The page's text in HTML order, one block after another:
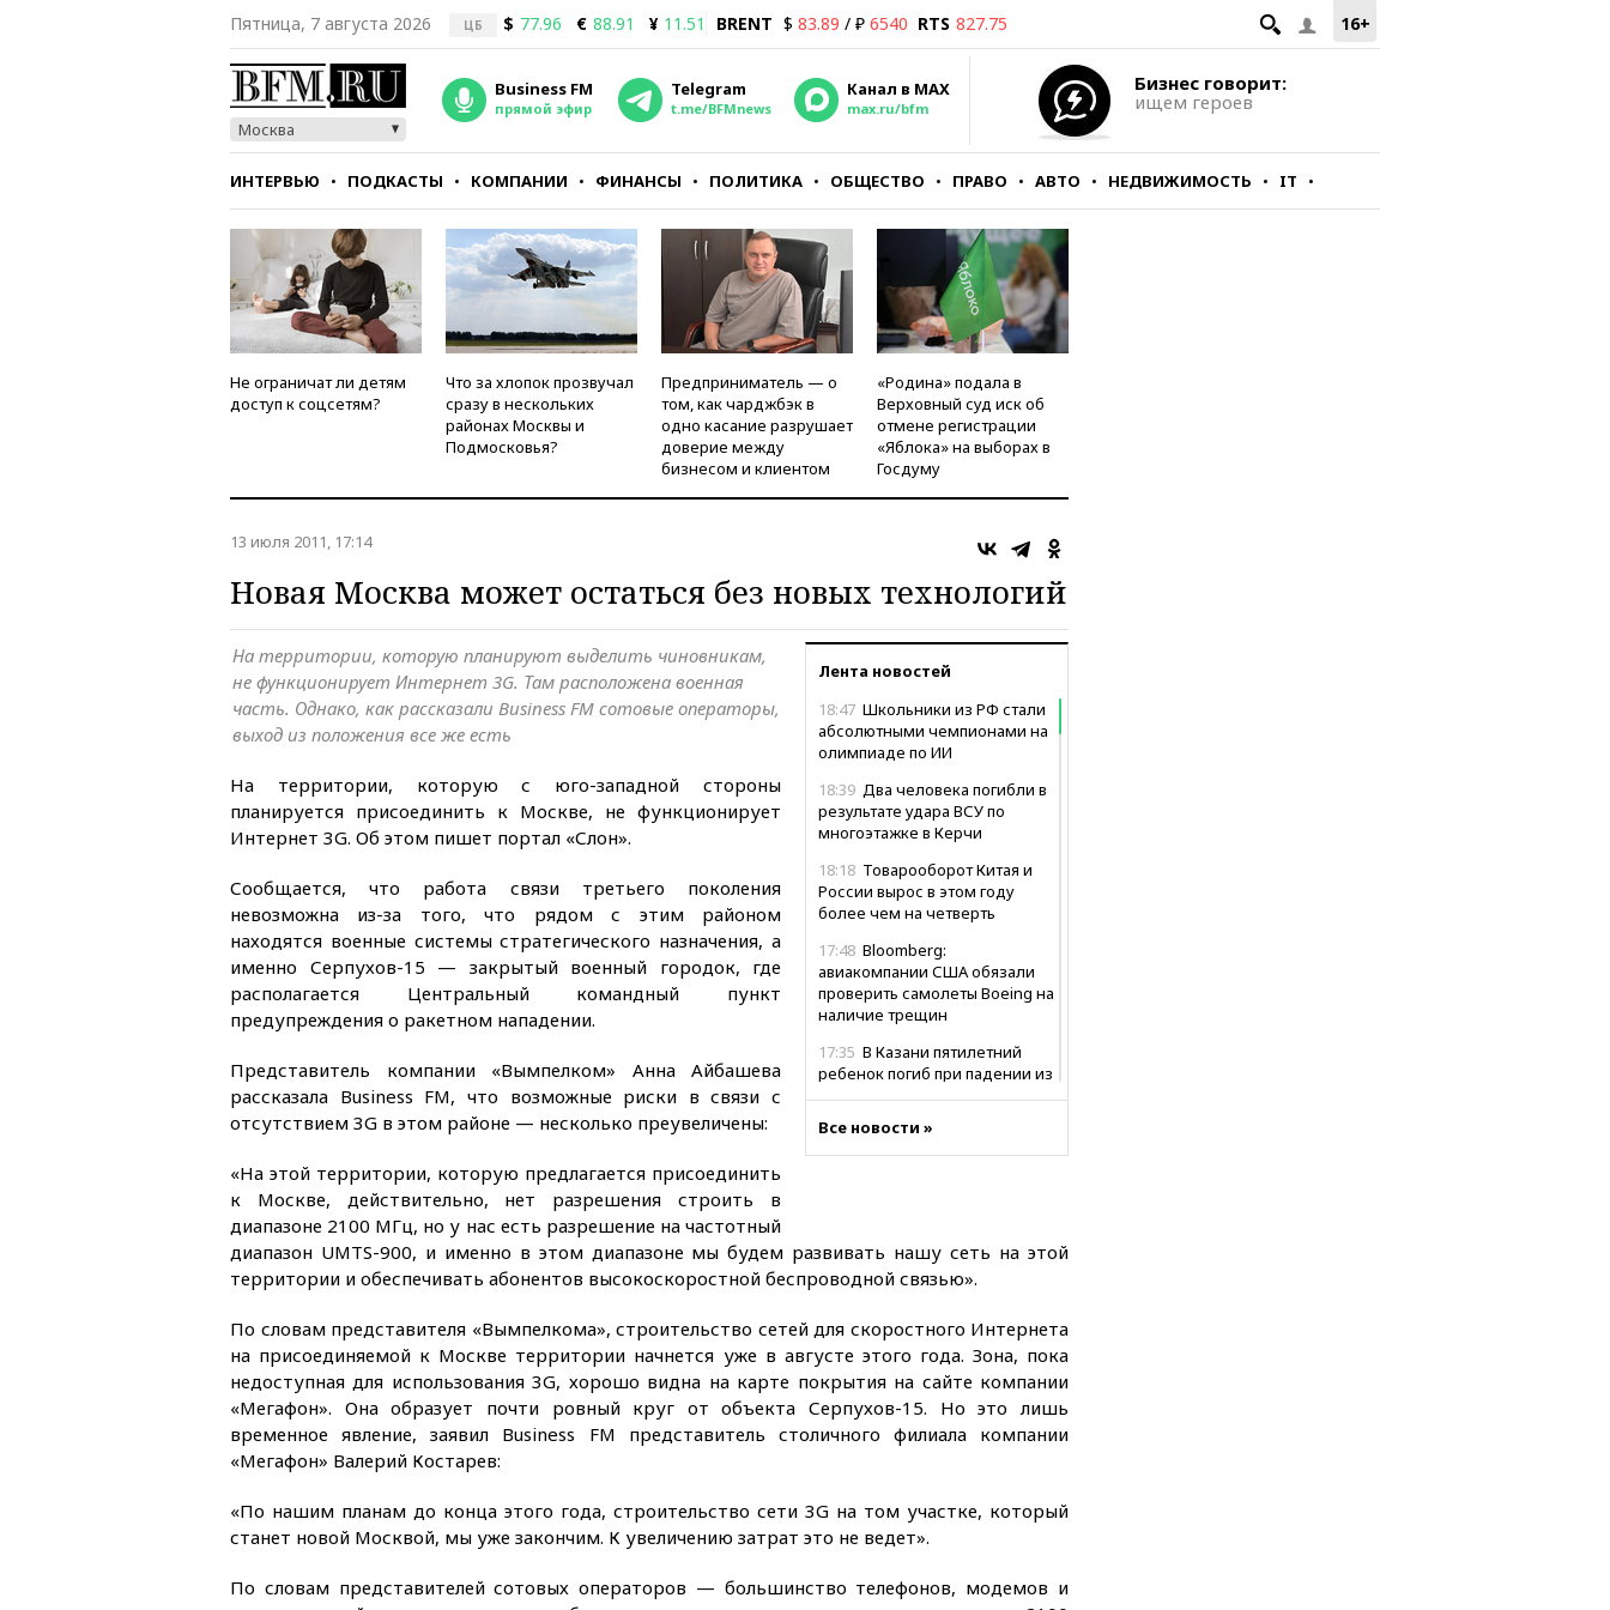
16+
Пятница, 7 августа 2026 ЦБ $ 77.96 € 88.91 ¥ 11.51 BRENT $ 83.89 / ₽ 6540 RTS 827.75
Москва
Business FM
прямой эфир
Telegram
t.me/BFMnews
Канал в MAX
max.ru/bfm
Бизнес говорит:
ищем героев
ИНТЕРВЬЮ ПОДКАСТЫ КОМПАНИИ ФИНАНСЫ ПОЛИТИКА ОБЩЕСТВО ПРАВО АВТО НЕДВИЖИМОСТЬ IT
СТИЛЬ ТЕСТЫ
Не ограничат ли детям
доступ к соцсетям?
Что за хлопок прозвучал
сразу в нескольких
районах Москвы и
Подмосковья?
Предприниматель — о
том, как чарджбэк в
одно касание разрушает
доверие между
бизнесом и клиентом
«Родина» подала в
Верховный суд иск об
отмене регистрации
«Яблока» на выборах в
Госдуму
13 июля 2011, 17:14
Новая Москва может остаться без новых технологий
Лента новостей
18:47 Школьники из РФ стали
абсолютными чемпионами на
олимпиаде по ИИ
18:39 Два человека погибли в
результате удара ВСУ по
многоэтажке в Керчи
18:18 Товарооборот Китая и
России вырос в этом году
более чем на четверть
17:48 Bloomberg:
авиакомпании США обязали
проверить самолеты Boeing на
наличие трещин
17:35 В Казани пятилетний
ребенок погиб при падении из
окна 10-го этажа
17:17 Bloomberg:
киберкомандование США
полеты в аэропорту
Геленджика
крупнейший НПЗ Slovnaft
16:45
«Яблоко» подаст иск к
депутату Госдумы Алексею
Журавлеву
Мельникова и еще
ЧЕ
Крымскому мосту
перекрывали второй раз за
Все новости »
На территории, которую планируют выделить чиновникам,
не функционирует Интернет 3G. Там расположена военная
часть. Однако, как рассказали Business FM сотовые операторы,
выход из положения все же есть
На территории, которую с юго-западной стороны
планируется присоединить к Москве, не функционирует
Интернет 3G. Об этом пишет портал «Слон».
Сообщается, что работа связи третьего поколения
невозможна из-за того, что рядом с этим районом
находятся военные системы стратегического назначения, а
именно Серпухов-15 — закрытый военный городок, где
располагается Центральный командный пункт
предупреждения о ракетном нападении.
Представитель компании «Вымпелком» Анна Айбашева
рассказала Business FM, что возможные риски в связи с
отсутствием 3G в этом районе — несколько преувеличены:
«На этой территории, которую предлагается присоединить
к Москве, действительно, нет разрешения строить в
диапазоне 2100 МГц, но у нас есть разрешение на частотный
диапазон UMTS-900, и именно в этом диапазоне мы будем развивать нашу сеть на этой
территории и обеспечивать абонентов высокоскоростной беспроводной связью».
По словам представителя «Вымпелкома», строительство сетей для скоростного Интернета
на присоединяемой к Москве территории начнется уже в августе этого года. Зона, пока
недоступная для использования 3G, хорошо видна на карте покрытия на сайте компании
«Мегафон». Она образует почти ровный круг от объекта Серпухов-15. Но это лишь
временное явление, заявил Business FM представитель столичного филиала компании
«Мегафон» Валерий Костарев:
«По нашим планам до конца этого года, строительство сети 3G на том участке, который
станет новой Москвой, мы уже закончим. К увеличению затрат это не ведет».
По словам представителей сотовых операторов — большинство телефонов, модемов и